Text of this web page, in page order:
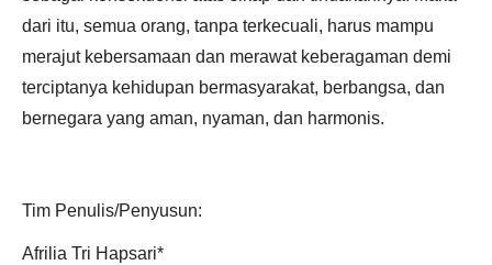
dari itu, semua orang, tanpa terkecuali, harus mampu
merajut kebersamaan dan merawat keberagaman demi
terciptanya kehidupan bermasyarakat, berbangsa, dan
bernegara yang aman, nyaman, dan harmonis.
Tim Penulis/Penyusun:
Afrilia Tri Hapsari*